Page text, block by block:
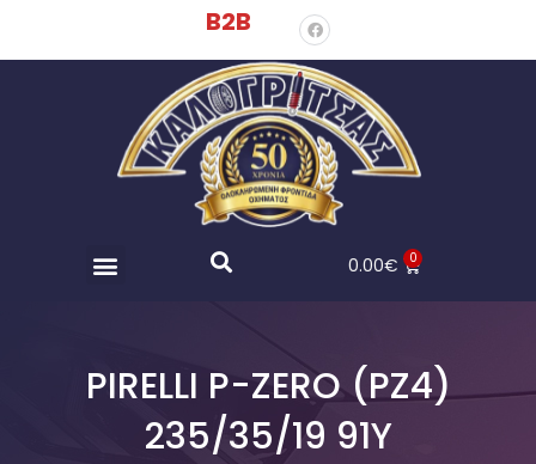
B2B
0.00€ 0
PIRELLI P-ZERO (PZ4)
235/35/19 91Y